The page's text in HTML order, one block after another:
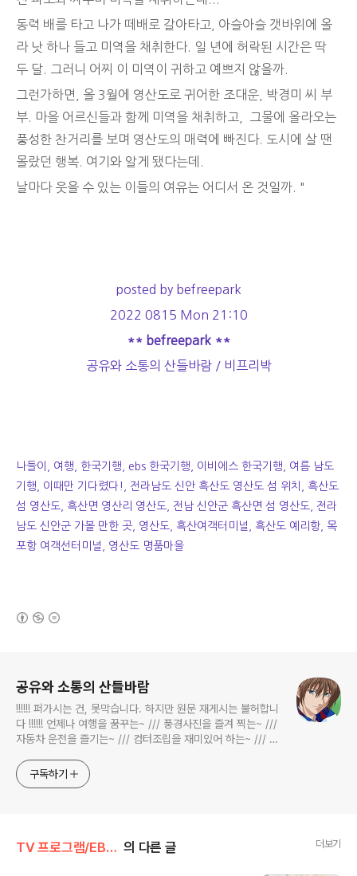
동력 배를 타고 나가 떼배로 갈아타고, 아슬아슬 갯바위에 올
라 낫 하나 들고 미역을 채취한다. 일 년에 허락된 시간은 딱
두 달. 그러니 어찌 이 미역이 귀하고 예쁘지 않을까.
그런가하면, 올 3월에 영산도로 귀어한 조대운, 박경미 씨 부
부. 마을 어르신들과 함께 미역을 채취하고, 그물에 올라오는
풍성한 찬거리를 보며 영산도의 매력에 빠진다. 도시에 살 땐
몰랐던 행복. 여기와 알게 됐다는데.
날마다 웃을 수 있는 이들의 여유는 어디서 온 것일까. "
posted by befreepark
2022 0815 Mon 21:10
** befreepark **
공유와 소통의 산들바람 / 비프리박
나들이, 여행, 한국기행, ebs 한국기행, 이비에스 한국기행, 여름 남도
기행, 이때만 기다렸다!, 전라남도 신안 흑산도 영산도 섬 위치, 흑산도
섬 영산도, 흑산면 영산리 영산도, 전남 신안군 흑산면 섬 영산도, 전라
남도 신안군 가볼 만한 곳, 영산도, 흑산여객터미널, 흑산도 예리항, 목
포항 여객선터미널, 영산도 명품마을
공유와 소통의 산들바람
!!!!!! 퍼가시는 건, 못막습니다. 하지만 원문 재게시는 불허합니
다 !!!!!! 언제나 여행을 꿈꾸는~ /// 풍경사진을 즐겨 찍는~ ///
자동차 운전을 즐기는~ /// 컴터조립을 재미있어 하는~ /// 고
식하는 미드가 있는~ /// 사회적 이슈에 발언하는~ 不老巨
구독하기
TV 프로그램/EBS 한국기행 의 다른 글 더보기